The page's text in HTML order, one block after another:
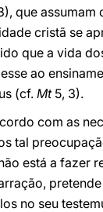
que
cristã se
que a vida
ao
(cf. Mt5, 3).
com as
tal
está a fazer
no seu